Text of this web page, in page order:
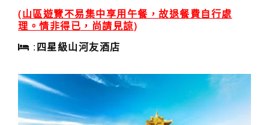
(山區遊覽不易集中享用午餐，故退餐費自行處
理。情非得已，尚請見諒)
:四星級山河友酒店